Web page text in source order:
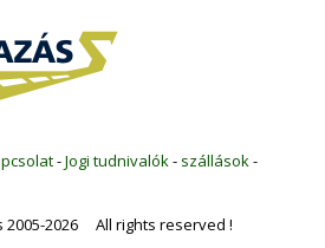
-Jogi tudnivalók - szállások -
2005-2026 All rights reserved !